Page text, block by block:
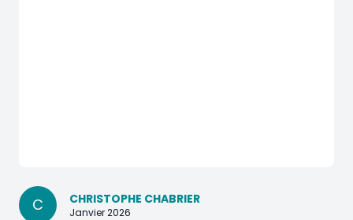
C CHRISTOPHE CHABRIER
Janvier 2026